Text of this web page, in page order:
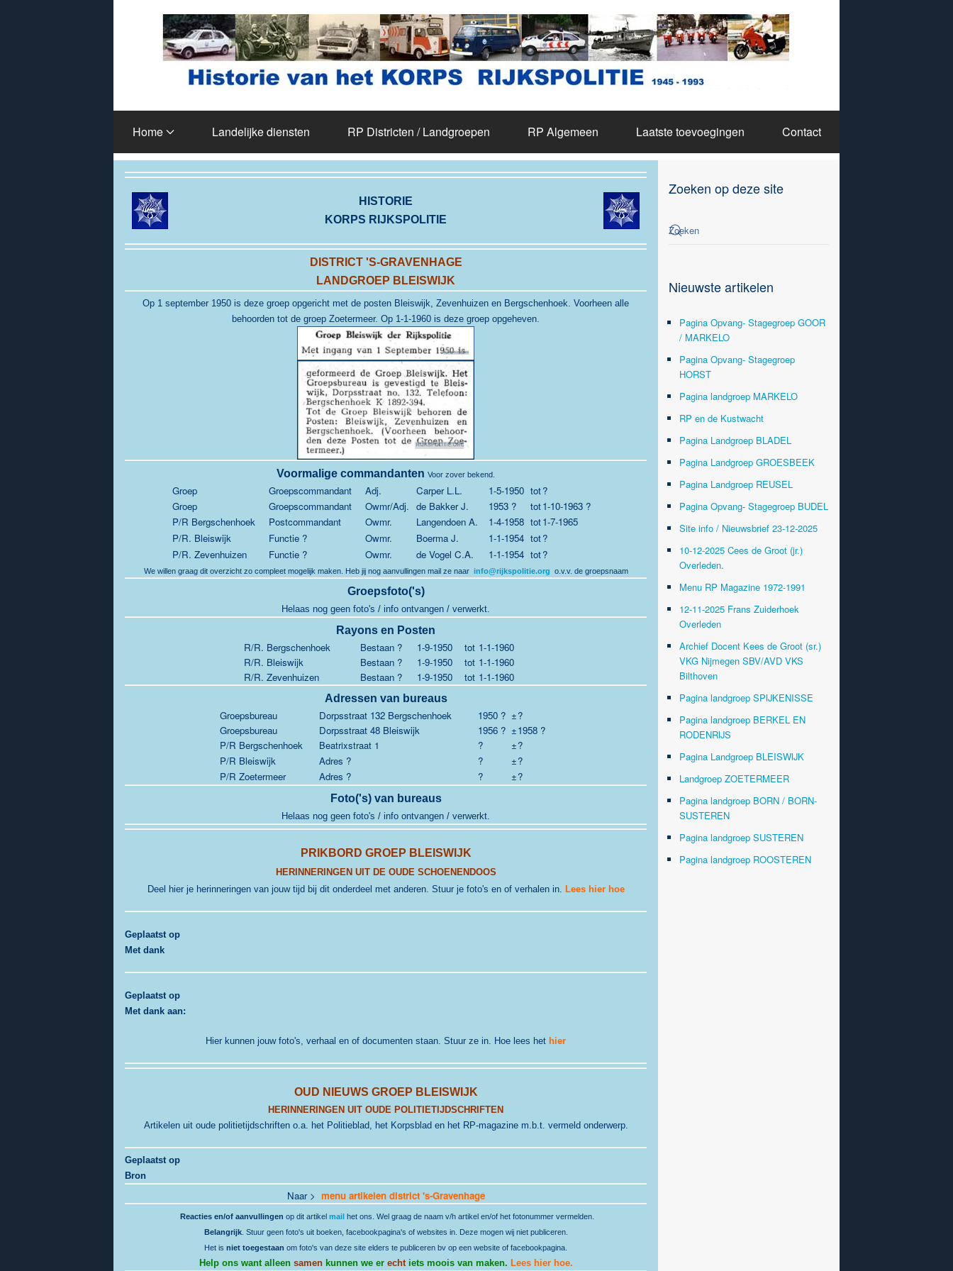
Home Landelijke diensten RP Districten / Landgroepen RP Algemeen Laatste toevoegingen Contact
HISTORIE
KORPS RIJKSPOLITIE
DISTRICT 'S-GRAVENHAGE
LANDGROEP BLEISWIJK
Op 1 september 1950 is deze groep opgericht met de posten Bleiswijk, Zevenhuizen en Bergschenhoek. Voorheen alle
behoorden tot de groep Zoetermeer. Op 1-1-1960 is deze groep opgeheven.
Voormalige commandanten Voor zover bekend.
Groep Groepscommandant Adj. Carper L.L. 1-5-1950 tot?
Groep
Groepscommandant Owmr/Adj. de Bakker J. 1953 ? tot1-10-1963 ?
P/R Bergschenhoek
Postcommandant Owmr. Langendoen A. 1-4-1958 tot1-7-1965
P/R. Bleiswijk
Functie ? Owmr. Boerma J. 1-1-1954 tot?
P/R. Zevenhuizen
Functie ? Owmr. de Vogel C.A. 1-1-1954 tot?
We willen graag dit overzicht zo compleet mogelijk maken. Heb jij nog aanvullingen mail ze naar info@rijkspolitie.org o.v.v. de groepsnaam
Groepsfoto('s)
Helaas nog geen foto's / info ontvangen / verwerkt.
Rayons en Posten
R/R. Bergschenhoek Bestaan ? 1-9-1950 tot 1-1-1960
R/R. Bleiswijk
Bestaan ? 1-9-1950 tot 1-1-1960
R/R. Zevenhuizen
Bestaan ? 1-9-1950 tot 1-1-1960
Adressen van bureaus
Groepsbureau Dorpsstraat 132 Bergschenhoek 1950 ? ±?
Groepsbureau
Dorpsstraat 48 Bleiswijk 1956 ? ±1958 ?
P/R Bergschenhoek
Beatrixstraat 1 ? ±?
P/R Bleiswijk
Adres ? ? ±?
P/R Zoetermeer
Adres ? ? ±?
Foto('s) van bureaus
Helaas nog geen foto's / info ontvangen / verwerkt.
PRIKBORD GROEP BLEISWIJK
HERINNERINGEN UIT DE OUDE SCHOENENDOOS
Deel hier je herinneringen van jouw tijd bij dit onderdeel met anderen. Stuur je foto's en of verhalen in. Lees hier hoe
Geplaatst op
Met dank
Geplaatst op
Met dank aan:
Hier kunnen jouw foto's, verhaal en of documenten staan. Stuur ze in. Hoe lees het hier
OUD NIEUWS GROEP BLEISWIJK
HERINNERINGEN UIT OUDE POLITIETIJDSCHRIFTEN
Artikelen uit oude politietijdschriften o.a. het Politieblad, het Korpsblad en het RP-magazine m.b.t. vermeld onderwerp.
Geplaatst op
Bron
Naar > menu artikelen district 's-Gravenhage
Reacties en/of aanvullingen op dit artikel mail het ons. Wel graag de naam v/h artikel en/of het fotonummer vermelden.
Belangrijk. Stuur geen foto's uit boeken, facebookpagina's of websites in. Deze mogen wij niet publiceren.
Het is niet toegestaan om foto's van deze site elders te publiceren bv op een website of facebookpagina.
Help ons want alleen samenkunnen we er echtiets moois van maken. Lees hier hoe.
Zoeken op deze site
Nieuwste artikelen
Pagina Opvang- Stagegroep GOOR
/ MARKELO
Pagina Opvang- Stagegroep
HORST
Pagina landgroep MARKELO
RP en de Kustwacht
Pagina Landgroep BLADEL
Pagina Landgroep GROESBEEK
Pagina Landgroep REUSEL
Pagina Opvang- Stagegroep BUDEL
Site info / Nieuwsbrief 23-12-2025
10-12-2025 Cees de Groot (jr.)
Overleden.
Menu RP Magazine 1972-1991
12-11-2025 Frans Zuiderhoek
Overleden
Archief Docent Kees de Groot (sr.)
VKG Nijmegen SBV/AVD VKS
Bilthoven
Pagina landgroep SPIJKENISSE
Pagina landgroep BERKEL EN
RODENRIJS
Pagina Landgroep BLEISWIJK
Landgroep ZOETERMEER
Pagina landgroep BORN / BORN-
SUSTEREN
Pagina landgroep SUSTEREN
Pagina landgroep ROOSTEREN